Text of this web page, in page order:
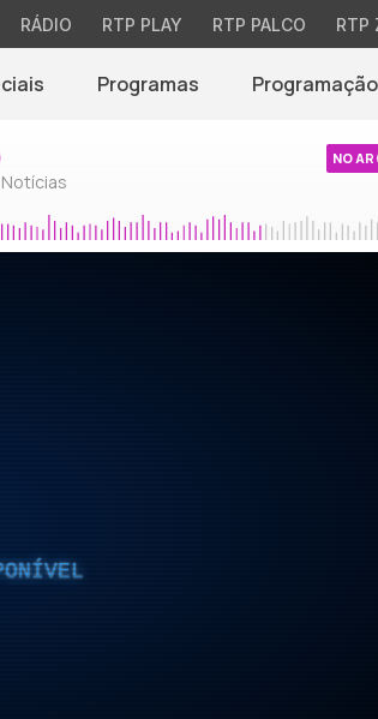
RÁDIO RTP PLAY RTP PALCO RTP
Programas Programação
NO AR